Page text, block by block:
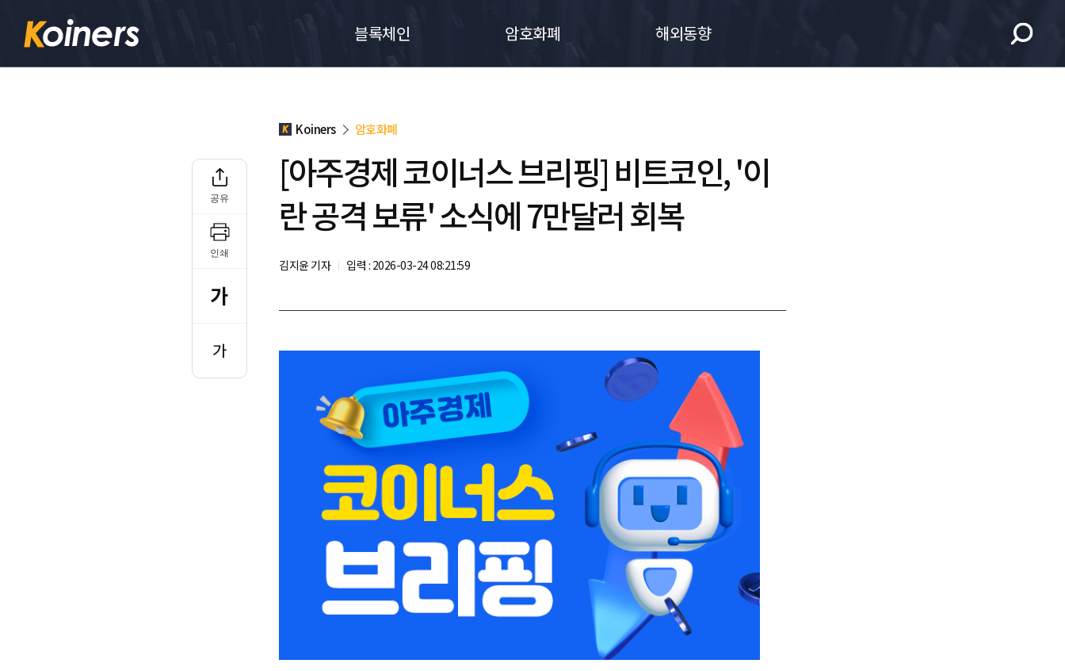
블록체인 암호화폐 해외동향
공유
인쇄
Koiners 암호화폐
[아주경제 코이너스 브리핑] 비트코인, '이
란 공격 보류' 소식에 7만달러 회복
김지윤 기자 입력 : 2026-03-24 08:21:59